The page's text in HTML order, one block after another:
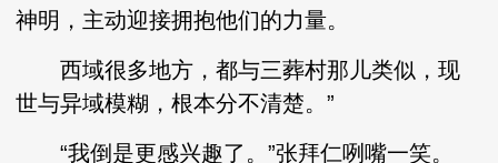
神明，主动迎接拥抱他们的力量。
西域很多地方，都与三葬村那儿类似，现
世与异域模糊，根本分不清楚。”
“我倒是更感兴趣了。”张拜仁咧嘴一笑。